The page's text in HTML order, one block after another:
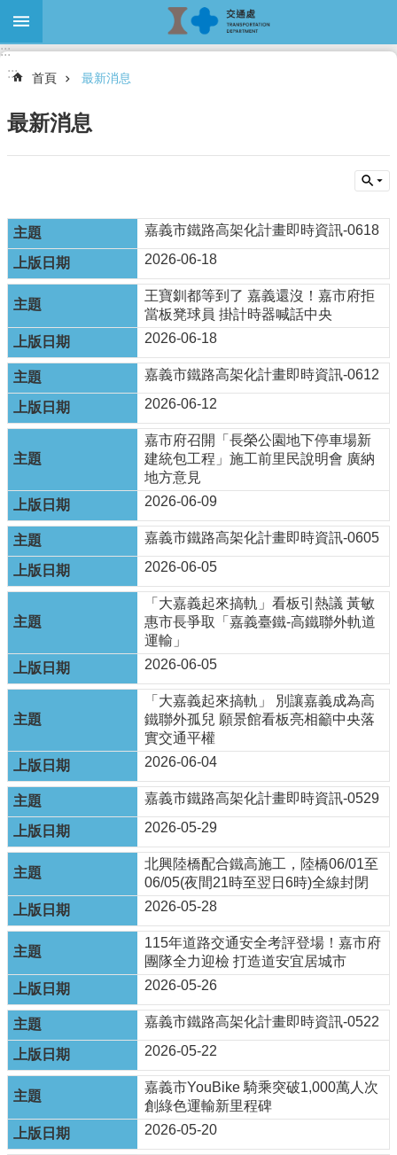
跳到主要內容區塊
進
階
本
處
最
新
消
息
大
眾
運
輸
務
停
車
相
關
服
務
鐵
高
架
化
道
專
區
便
民
服
務
嘉
義
輕
軌
回
首
頁
網
站
覽
:::
:::
首頁 最新消息
最新消息
嘉義市鐵路高架化計畫即時資訊-0618
2026-06-18
王寶釧都等到了 嘉義還沒！嘉市府拒
當板凳球員 掛計時器喊話中央
2026-06-18
嘉義市鐵路高架化計畫即時資訊-0612
2026-06-12
嘉市府召開「長榮公園地下停車場新
建統包工程」施工前里民說明會 廣納
地方意見
2026-06-09
嘉義市鐵路高架化計畫即時資訊-0605
2026-06-05
「大嘉義起來搞軌」看板引熱議 黃敏
惠市長爭取「嘉義臺鐵-高鐵聯外軌道
運輸」
2026-06-05
「大嘉義起來搞軌」 別讓嘉義成為高
鐵聯外孤兒 願景館看板亮相籲中央落
實交通平權
2026-06-04
嘉義市鐵路高架化計畫即時資訊-0529
2026-05-29
北興陸橋配合鐵高施工，陸橋06/01至
06/05(夜間21時至翌日6時)全線封閉
2026-05-28
115年道路交通安全考評登場！嘉市府
團隊全力迎檢 打造道安宜居城市
2026-05-26
嘉義市鐵路高架化計畫即時資訊-0522
2026-05-22
嘉義市YouBike 騎乘突破1,000萬人次
創綠色運輸新里程碑
2026-05-20